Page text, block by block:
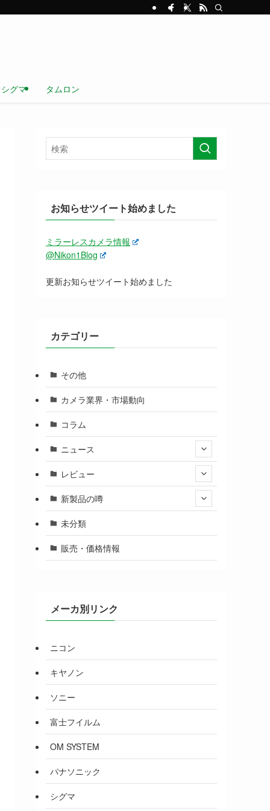
シグマ タムロン
お知らせツイート始めました
ミラーレスカメラ情報
@Nikon1Blog
更新お知らせツイート始めました
カテゴリー
その他
カメラ業界・市場動向
コラム
ニュース
レビュー
新製品の噂
未分類
販売・価格情報
メーカ別リンク
ニコン
キヤノン
ソニー
富士フイルム
OM SYSTEM
パナソニック
シグマ